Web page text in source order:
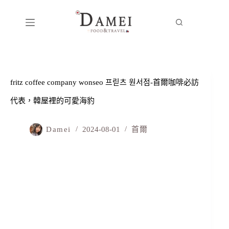
fritz coffee company wonseo 프릳츠 원서점-首爾咖啡必訪
代表，韓屋裡的可愛海豹
Damei 2024-08-01 首爾